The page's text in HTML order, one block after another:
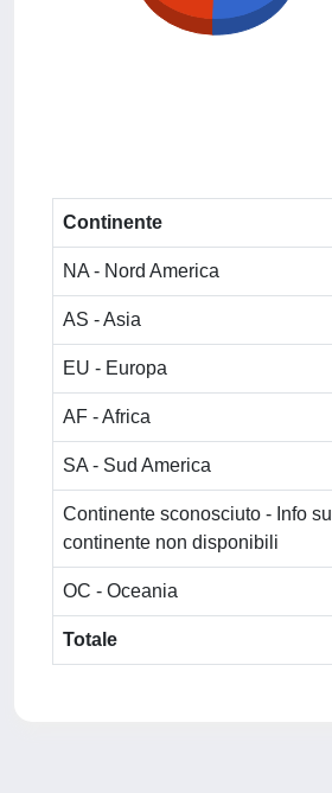
Continente
NA - Nord America
AS - Asia
EU - Europa
AF - Africa
SA - Sud America
Continente sconosciuto - Info sul
continente non disponibili
OC - Oceania
Totale